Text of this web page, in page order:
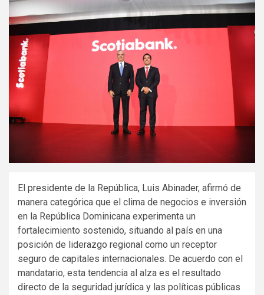
El presidente de la República, Luis Abinader, afirmó de
manera categórica que el clima de negocios e inversión
en la República Dominicana experimenta un
fortalecimiento sostenido, situando al país en una
posición de liderazgo regional como un receptor
seguro de capitales internacionales. De acuerdo con el
mandatario, esta tendencia al alza es el resultado
directo de la seguridad jurídica y las políticas públicas